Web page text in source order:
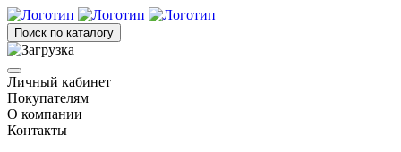
Поиск по каталогу
Личный кабинет
Покупателям
О компании
Контакты